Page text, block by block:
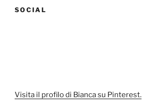
SOCIAL
Visita il profilo di Bianca su Pinterest.